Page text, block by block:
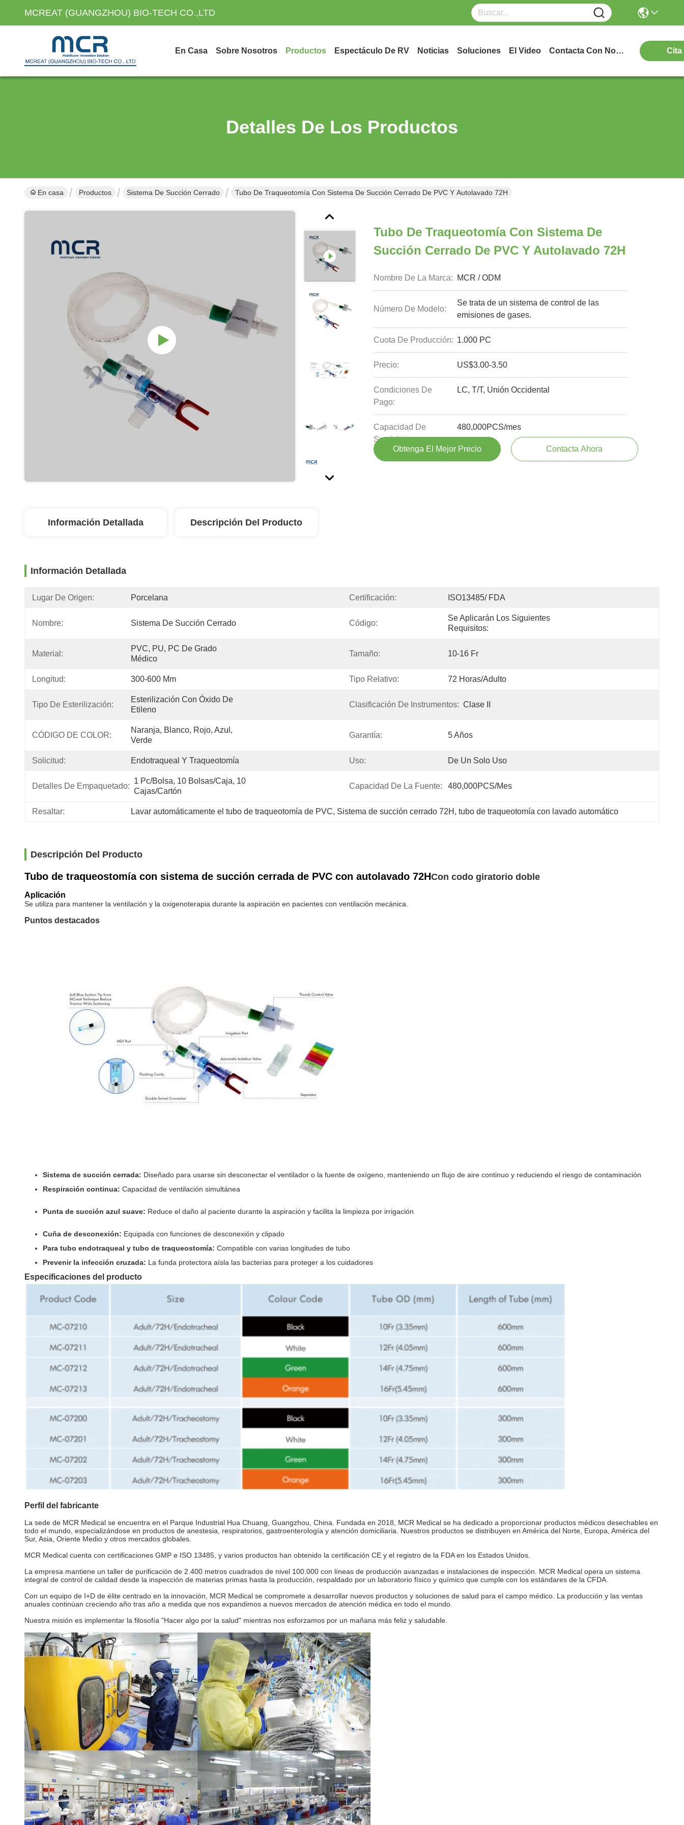
MCREAT (GUANGZHOU) BIO-TECH CO.,LTD
En Casa Sobre Nosotros Productos Espectáculo De RV Noticias Soluciones El Video Contacta Con Nosotros Cita
Detalles De Los Productos
En casa Productos Sistema De Succión Cerrado Tubo De Traqueotomía Con Sistema De Succión Cerrado De PVC Y Autolavado 72H
Tubo De Traqueotomía Con Sistema De
Succión Cerrado De PVC Y Autolavado 72H
Nombre De La Marca: MCR / ODM
Número De Modelo:
Se trata de un sistema de control de las
emisiones de gases.
Cuota De Producción: 1.000 PC
Precio: US$3.00-3.50
Condiciones De
Pago:
LC, T/T, Unión Occidental
Capacidad De
Suministro:
480,000PCS/mes
Obtenga El Mejor Precio Contacta Ahora
Información Detallada Descripción Del Producto
Información Detallada
Lugar De Origen: Porcelana Certificación: ISO13485/ FDA
Nombre: Sistema De Succión Cerrado Código:
Se Aplicarán Los Siguientes
Requisitos:
Material:
PVC, PU, PC De Grado
Médico
Tamaño: 10-16 Fr
Longitud: 300-600 Mm Tipo Relativo: 72 Horas/adulto
Tipo De Esterilización:
Esterilización Con Óxido De
Etileno
Clasificación De Instrumentos: Clase II
CÓDIGO DE COLOR:
Naranja, Blanco, Rojo, Azul,
Verde
Garantía: 5 Años
Solicitud: Endotraqueal Y Traqueotomía Uso: De Un Solo Uso
Detalles De Empaquetado:
1 Pc/bolsa, 10 Bolsas/caja, 10
Cajas/cartón
Capacidad De La Fuente: 480,000PCS/mes
Resaltar: Lavar automáticamente el tubo de traqueotomía de PVC, Sistema de succión cerrado 72H , tubo de traqueotomía con lavado automático
Descripción Del Producto
Tubo de traqueostomía con sistema de succión cerrada de PVC con autolavado 72HCon codo giratorio doble
Aplicación
Se utiliza para mantener la ventilación y la oxigenoterapia durante la aspiración en pacientes con ventilación mecánica.
Puntos destacados
Sistema de succión cerrada: Diseñado para usarse sin desconectar el ventilador o la fuente de oxígeno, manteniendo un flujo de aire continuo y reduciendo el riesgo de contaminación
Respiración continua: Capacidad de ventilación simultánea
Punta de succión azul suave: Reduce el daño al paciente durante la aspiración y facilita la limpieza por irrigación
Cuña de desconexión: Equipada con funciones de desconexión y clipado
Para tubo endotraqueal y tubo de traqueostomía: Compatible con varias longitudes de tubo
Prevenir la infección cruzada: La funda protectora aísla las bacterias para proteger a los cuidadores
Especificaciones del producto
Perfil del fabricante
La sede de MCR Medical se encuentra en el Parque Industrial Hua Chuang, Guangzhou, China. Fundada en 2018, MCR Medical se ha dedicado a proporcionar productos médicos desechables en
todo el mundo, especializándose en productos de anestesia, respiratorios, gastroenterología y atención domiciliaria. Nuestros productos se distribuyen en América del Norte, Europa, América del
Sur, Asia, Oriente Medio y otros mercados globales.
MCR Medical cuenta con certificaciones GMP e ISO 13485, y varios productos han obtenido la certificación CE y el registro de la FDA en los Estados Unidos.
La empresa mantiene un taller de purificación de 2.400 metros cuadrados de nivel 100.000 con líneas de producción avanzadas e instalaciones de inspección. MCR Medical opera un sistema
integral de control de calidad desde la inspección de materias primas hasta la producción, respaldado por un laboratorio físico y químico que cumple con los estándares de la CFDA.
Con un equipo de I+D de élite centrado en la innovación, MCR Medical se compromete a desarrollar nuevos productos y soluciones de salud para el campo médico. La producción y las ventas
anuales continúan creciendo año tras año a medida que nos expandimos a nuevos mercados de atención médica en todo el mundo.
Nuestra misión es implementar la filosofía "Hacer algo por la salud" mientras nos esforzamos por un mañana más feliz y saludable.